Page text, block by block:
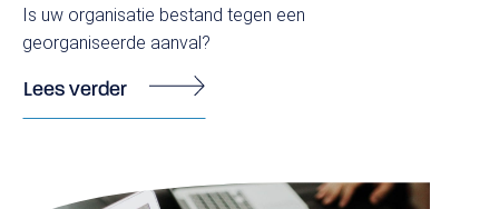
Postbus 48
2230 AA, Rijnsburg
E:info@securobeveiliging.nl
Is uw organisatie bestand tegen een
georganiseerde aanval?
Lees verder